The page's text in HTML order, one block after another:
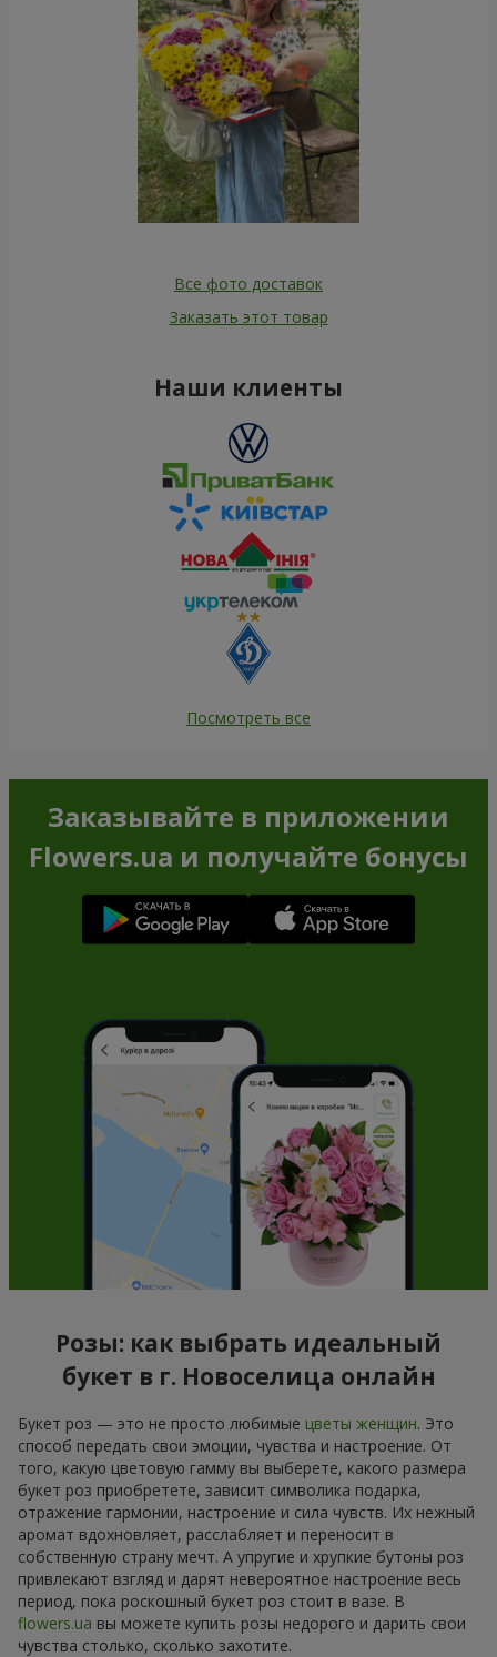
Все фото доставок
Заказать этот товар
Наши клиенты
Посмотреть все
Заказывайте в приложении
Flowers.ua и получайте бонусы
Розы: как выбрать идеальный
букет в г. Новоселица онлайн
Букет роз — это не просто любимые цветы женщин. Это
способ передать свои эмоции, чувства и настроение. От
того, какую цветовую гамму вы выберете, какого размера
букет роз приобретете, зависит символика подарка,
отражение гармонии, настроение и сила чувств. Их нежный
аромат вдохновляет, расслабляет и переносит в
собственную страну мечт. А упругие и хрупкие бутоны роз
привлекают взгляд и дарят невероятное настроение весь
период, пока роскошный букет роз стоит в вазе. В
flowers.ua вы можете купить розы недорого и дарить свои
чувства столько, сколько захотите.